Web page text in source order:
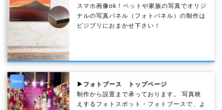
スマホ画像ok！ペットや家族の写真でオリジ
ナルの写真パネル（フォトパネル）の制作は
ビジプリにおまかせ下さい！
New
▶フォトブース トップページ
制作から設置まで承っております。 写真映
えするフォトスポット・フォトブースで、よ